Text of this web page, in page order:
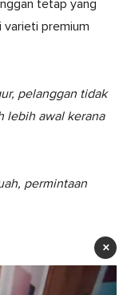
tetap yang
varieti premium
pelanggan tidak
lebih awal kerana
permintaan
×